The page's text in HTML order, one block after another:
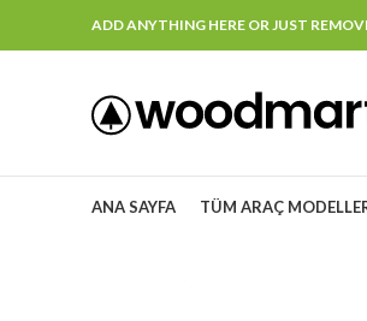
ADD ANYTHING HERE OR JUST
ANA SAYFA TÜM ARAÇ